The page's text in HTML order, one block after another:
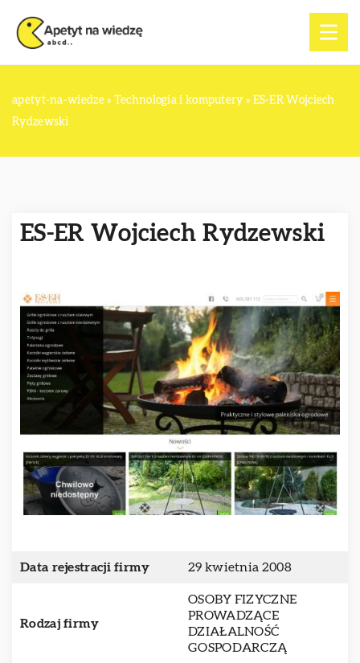
apetyt-na-wiedze» Technologia i komputery » ES-ER Wojciech
Rydzewski
ES-ER Wojciech Rydzewski
Data rejestracji firmy 29 kwietnia 2008
Rodzaj firmy
OSOBY FIZYCZNE
PROWADZĄCE
DZIAŁALNOŚĆ
GOSPODARCZĄ